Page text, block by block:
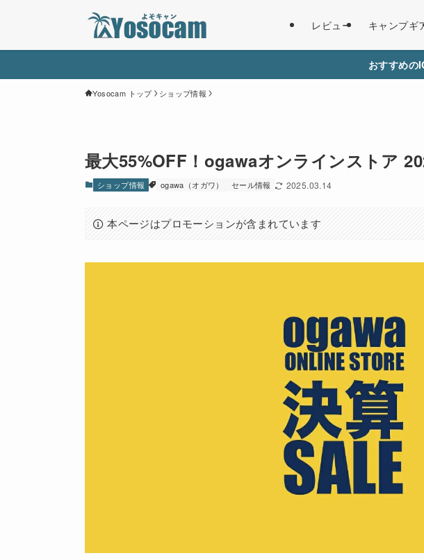
レビュー キャンプギ
おすすめの
Yosocam トップ ショップ情報
最大55%OFF！ogawaオンラインストア
ショップ情報 ogawa（オガワ） セール情報 2025.03.14
本ページはプロモーションが含まれています